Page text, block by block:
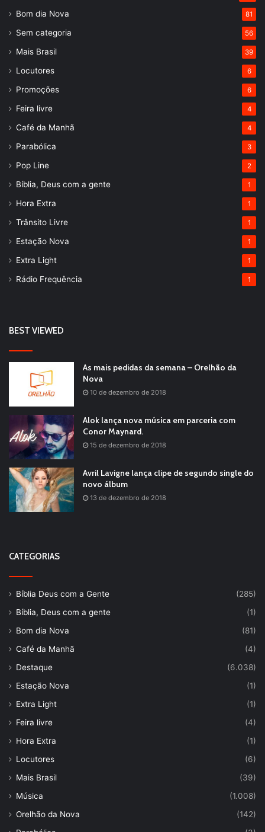
Bom dia Nova 81
Sem categoria 56
Mais Brasil 39
Locutores 6
Promoções 6
Feira livre 4
Café da Manhã 4
Parabólica 3
Pop Line 2
Bíblia, Deus com a gente 1
Hora Extra 1
Trânsito Livre 1
Estação Nova 1
Extra Light 1
Rádio Frequência 1
BEST VIEWED
As mais pedidas da semana – Orelhão da
Nova
10 de dezembro de 2018
Alok lança nova música em parceria com
Conor Maynard.
15 de dezembro de 2018
Avril Lavigne lança clipe de segundo single do
novo álbum
13 de dezembro de 2018
CATEGORIAS
Bíblia Deus com a Gente
(285)
Bíblia, Deus com a gente
(1)
Bom dia Nova
(81)
Café da Manhã
(4)
Destaque
(6.038)
Estação Nova
(1)
Extra Light
(1)
Feira livre
(4)
Hora Extra
(1)
Locutores
(6)
Mais Brasil
(39)
Música
(1.008)
Orelhão da Nova
(142)